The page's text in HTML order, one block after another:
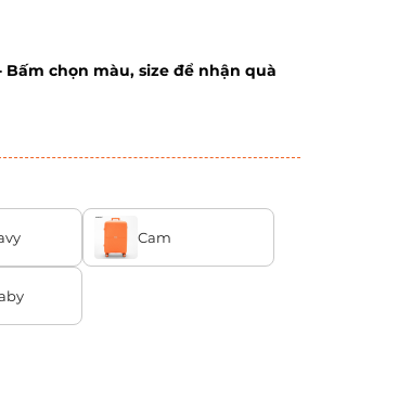
Bấm chọn màu, size để nhận quà
Cam